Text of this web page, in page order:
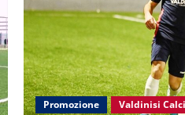
Promozione Valdinisi